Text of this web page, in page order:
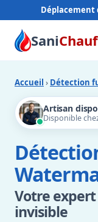
Déplacement
Sani
Accueil › Détection
Artisan
Disponible
Votre
invisible